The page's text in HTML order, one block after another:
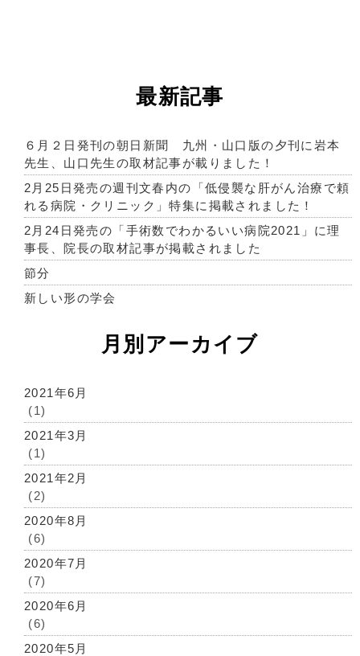
最新記事
６月２日発刊の朝日新聞 九州・山口版の夕刊に岩本
先生、山口先生の取材記事が載りました！
2月25日発売の週刊文春内の「低侵襲な肝がん治療で頼
れる病院・クリニック」特集に掲載されました！
2月24日発売の「手術数でわかるいい病院2021」に理
事長、院長の取材記事が掲載されました
節分
新しい形の学会
月別アーカイブ
2021年6月
(1)
2021年3月
(1)
2021年2月
(2)
2020年8月
(6)
2020年7月
(7)
2020年6月
(6)
2020年5月